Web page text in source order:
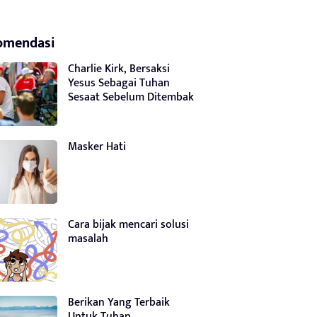
Charlie Kirk, Bersaksi
Yesus Sebagai Tuhan
Sesaat Sebelum Ditembak
Masker Hati
Cara bijak mencari solusi
masalah
Berikan Yang Terbaik